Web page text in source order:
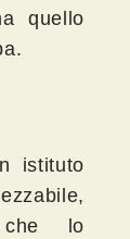
quello
istituto
che lo